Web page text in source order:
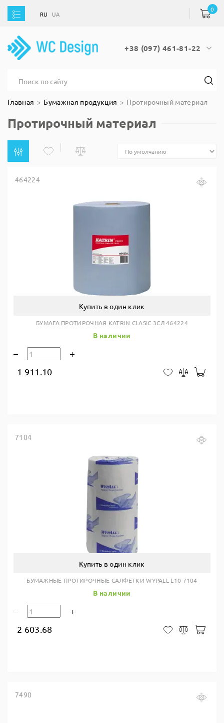
UA
+38 (097) 461-81-22
RU UA
0
Главная Бумажная продукция Протирочный материал
Протирочный материал
464224
Купить в один клик
БУМАГА ПРОТИРОЧНАЯ KATRIN CLASIC 3СЛ 464224
В наличии
1 911.10 В закладки
Сравнить
7104
Купить в один клик
БУМАЖНЫЕ ПРОТИРОЧНЫЕ САЛФЕТКИ WYPALL L10 7104
В наличии
2 603.68 В закладки
Сравнить
7490